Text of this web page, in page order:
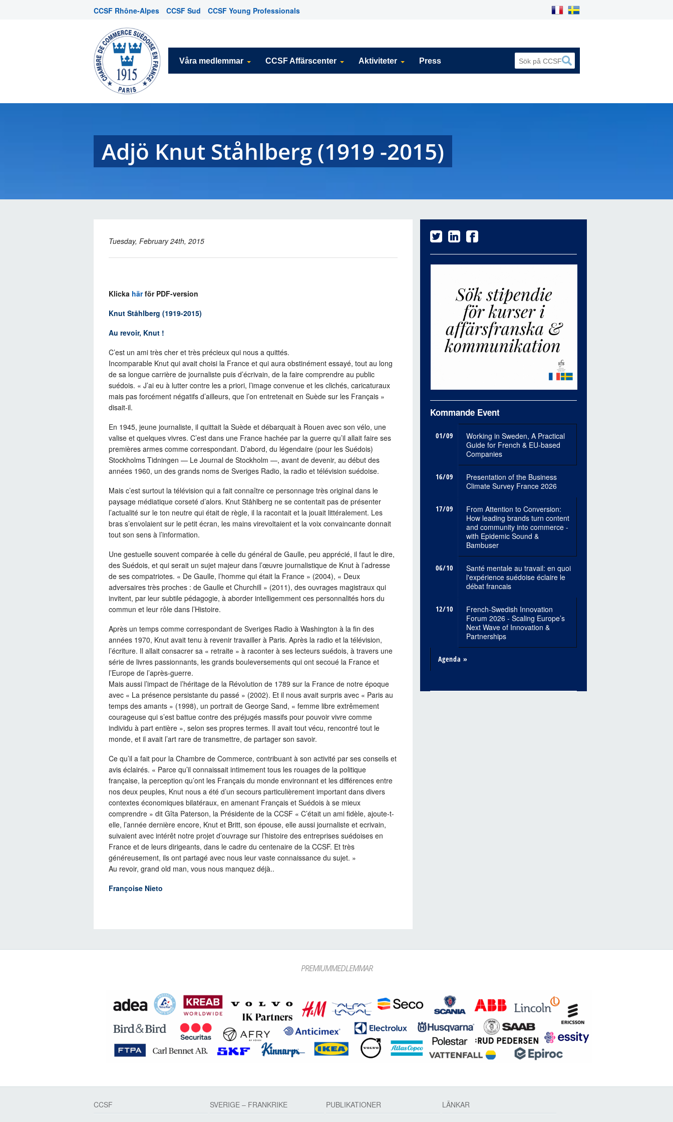
CCSF Rhône-Alpes CCSF Sud CCSF Young Professionals
Våra medlemmar CCSF Affärscenter Aktiviteter Press
Adjö Knut Ståhlberg (1919 -2015)
Tuesday, February 24th, 2015
Klicka härför PDF-version
Knut Ståhlberg (1919-2015)
Au revoir, Knut !
C’est un ami très cher et très précieux qui nous a quittés.
Incomparable Knut qui avait choisi la France et qui aura obstinément essayé, tout au long
de sa longue carrière de journaliste puis d’écrivain, de la faire comprendre au public
suédois. « J’ai eu à lutter contre les a priori, l’image convenue et les clichés, caricaturaux
mais pas forcément négatifs d’ailleurs, que l’on entretenait en Suède sur les Français »
disait-il.
En 1945, jeune journaliste, il quittait la Suède et débarquait à Rouen avec son vélo, une
valise et quelques vivres. C’est dans une France hachée par la guerre qu’il allait faire ses
premières armes comme correspondant. D’abord, du légendaire (pour les Suédois)
Stockholms Tidningen — Le Journal de Stockholm —, avant de devenir, au début des
années 1960, un des grands noms de Sveriges Radio, la radio et télévision suédoise.
Mais c’est surtout la télévision qui a fait connaître ce personnage très original dans le
paysage médiatique corseté d’alors. Knut Ståhlberg ne se contentait pas de présenter
l’actualité sur le ton neutre qui était de règle, il la racontait et la jouait littéralement. Les
bras s’envolaient sur le petit écran, les mains virevoltaient et la voix convaincante donnait
tout son sens à l’information.
Une gestuelle souvent comparée à celle du général de Gaulle, peu apprécié, il faut le dire,
des Suédois, et qui serait un sujet majeur dans l’œuvre journalistique de Knut à l’adresse
de ses compatriotes. « De Gaulle, l’homme qui était la France » (2004), « Deux
adversaires très proches : de Gaulle et Churchill » (2011), des ouvrages magistraux qui
invitent, par leur subtile pédagogie, à aborder intelligemment ces personnalités hors du
commun et leur rôle dans l’Histoire.
Après un temps comme correspondant de Sveriges Radio à Washington à la fin des
années 1970, Knut avait tenu à revenir travailler à Paris. Après la radio et la télévision,
l’écriture. Il allait consacrer sa « retraite » à raconter à ses lecteurs suédois, à travers une
série de livres passionnants, les grands bouleversements qui ont secoué la France et
l’Europe de l’après-guerre.
Mais aussi l’impact de l’héritage de la Révolution de 1789 sur la France de notre époque
avec « La présence persistante du passé » (2002). Et il nous avait surpris avec « Paris au
temps des amants » (1998), un portrait de George Sand, « femme libre extrêmement
courageuse qui s’est battue contre des préjugés massifs pour pouvoir vivre comme
individu à part entière », selon ses propres termes. Il avait tout vécu, rencontré tout le
monde, et il avait l’art rare de transmettre, de partager son savoir.
Ce qu’il a fait pour la Chambre de Commerce, contribuant à son activité par ses conseils et
avis éclairés. « Parce qu’il connaissait intimement tous les rouages de la politique
française, la perception qu’ont les Français du monde environnant et les différences entre
nos deux peuples, Knut nous a été d’un secours particulièrement important dans divers
contextes économiques bilatéraux, en amenant Français et Suédois à se mieux
comprendre » dit Gîta Paterson, la Présidente de la CCSF « C’était un ami fidèle, ajoute-t-
elle, l’année dernière encore, Knut et Britt, son épouse, elle aussi journaliste et ecrivain,
suivaient avec intérêt notre projet d’ouvrage sur l’histoire des entreprises suédoises en
France et de leurs dirigeants, dans le cadre du centenaire de la CCSF. Et très
généreusement, ils ont partagé avec nous leur vaste connaissance du sujet. »
Au revoir, grand old man, vous nous manquez déjà..
Françoise Nieto
Kommande Event
01/09
Working in Sweden, A Practical
Guide for French & EU-based
Companies
16/09
Presentation of the Business
Climate Survey France 2026
17/09
From Attention to Conversion:
How leading brands turn content
and community into commerce -
with Epidemic Sound &
Bambuser
06/10
Santé mentale au travail: en quoi
l'expérience suédoise éclaire le
débat francais
12/10
French-Swedish Innovation
Forum 2026 - Scaling Europe’s
Next Wave of Innovation &
Partnerships
Agenda »
PREMIUMMEDLEMMAR
CCSF
SVERIGE – FRANKRIKE
PUBLIKATIONER
LÄNKAR